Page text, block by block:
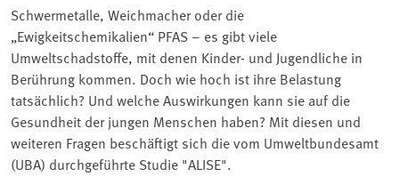
Schwermetalle, Weichmacher oder die
„Ewigkeitschemikalien“ PFAS – es gibt viele
Umweltschadstoffe, mit denen Kinder- und Jugendliche in
Berührung kommen. Doch wie hoch ist ihre Belastung
tatsächlich? Und welche Auswirkungen kann sie auf die
Gesundheit der jungen Menschen haben? Mit diesen und
weiteren Fragen beschäftigt sich die vom Umweltbundesamt
(UBA) durchgeführte Studie "ALISE".